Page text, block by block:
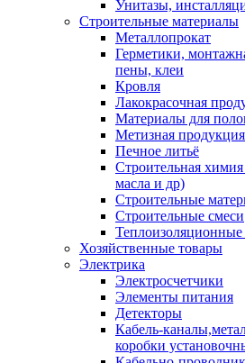
Унитазы,
Строительные материалы
Металлопрокат
Герметики,
пены, клеи
Кровля
Лакокрасочная
Материалы для
Метизная
Печное литьё
Строительная
масла и др)
Строительные
Строительные смеси
Хозяйственные товары
Электрика
Электросчетчики
Элементы питания
Детекторы
Кабель-
коробки